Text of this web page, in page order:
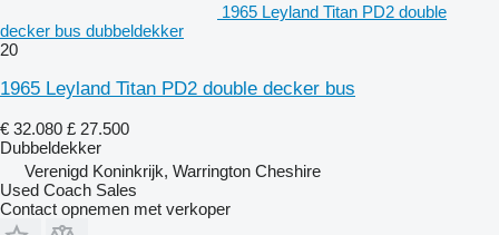
1965 Leyland Titan PD2 double
decker bus dubbeldekker
20
1965 Leyland Titan PD2 double decker bus
€ 32.080 £ 27.500
Dubbeldekker
Verenigd Koninkrijk, Warrington Cheshire
Used Coach Sales
Contact opnemen met verkoper